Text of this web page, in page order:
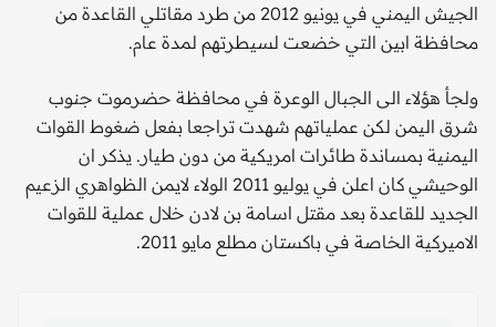
الجيش اليمني في يونيو 2012 من طرد مقاتلي القاعدة من
محافظة ابين التي خضعت لسيطرتهم لمدة عام.
ولجأ هؤلاء الى الجبال الوعرة في محافظة حضرموت جنوب
شرق اليمن لكن عملياتهم شهدت تراجعا بفعل ضغوط القوات
اليمنية بمساندة طائرات امريكية من دون طيار. يذكر ان
الوحيشي كان اعلن في يوليو 2011 الولاء لايمن الظواهري الزعيم
الجديد للقاعدة بعد مقتل اسامة بن لادن خلال عملية للقوات
الاميركية الخاصة في باكستان مطلع مايو 2011.